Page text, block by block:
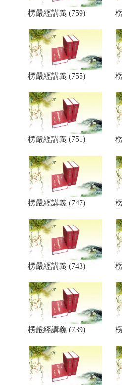
楞嚴經講義 (759)
楞嚴經講義 (755)
楞嚴經講義 (751)
楞嚴經講義 (747)
楞嚴經講義 (743)
楞嚴經講義 (739)